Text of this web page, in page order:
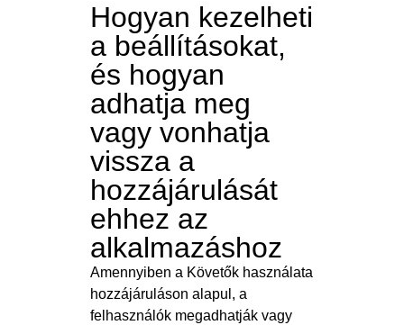
Hogyan kezelheti
a beállításokat,
és hogyan
adhatja meg
vagy vonhatja
vissza a
hozzájárulását
ehhez az
alkalmazáshoz
Amennyiben a Követők használata
hozzájáruláson alapul, a
felhasználók megadhatják vagy